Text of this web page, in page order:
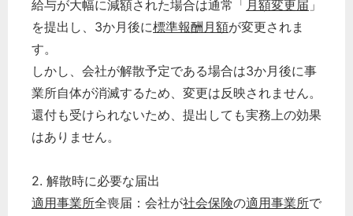
給与が大幅に減額された場合は通常「 月額変更届 」
を提出し、3か月後に標準報酬月額が変更されま
す。
しかし、会社が解散予定である場合は3か月後に事
業所自体が消滅するため、変更は反映されません。
還付も受けられないため、提出しても実務上の効果
はありません。
2. 解散時に必要な届出
適用事業所全喪届：会社が社会保険の適用事業所で